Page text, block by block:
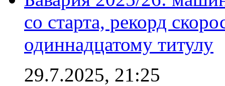
со старта, рекорд
одиннадцатому титулу
29.7.2025, 21:25